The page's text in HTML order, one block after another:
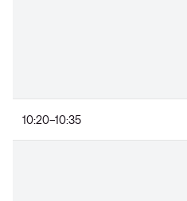
10:20–10:35